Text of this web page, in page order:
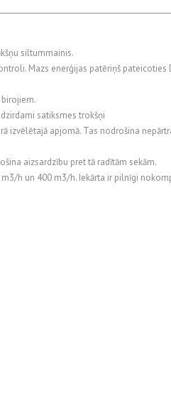
siltummainis.
Mazs enerģijas patēriņš pateicoties
birojiem.
satiksmes trokšņi
izvēlētajā apjomā. Tas nodrošina
aizsardzību pret tā radītām sekām.
h un 400 m3/h. Iekārta ir pilnīgi